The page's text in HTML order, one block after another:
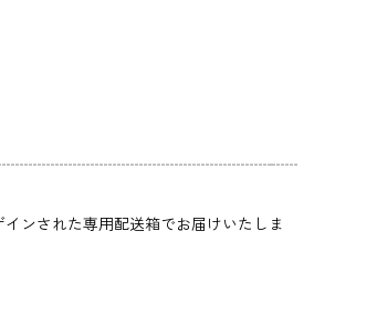
ンされた専用配送箱でお届けいたしま